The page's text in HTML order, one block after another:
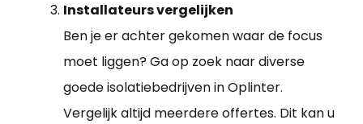
Installateurs vergelijken
Ben je er achter gekomen waar de focus
moet liggen? Ga op zoek naar diverse
goede isolatiebedrijven in Oplinter.
Vergelijk altijd meerdere offertes. Dit kan u